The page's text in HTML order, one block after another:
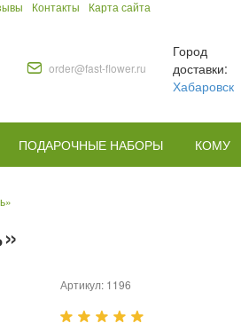
Контакты Карта сайта
order@fast-flower.ru
Город
доставки:
Хабаровск
ПОДАРОЧНЫЕ НАБОРЫ КОМУ
Артикул: 1196